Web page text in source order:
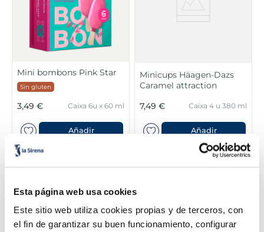
Esta página web usa cookies
Este sitio web utiliza cookies propias y de terceros, con
el fin de garantizar su buen funcionamiento, configurar
Mini bombons Pink Star
Sin gluten
3,49 € Caixa 6u x 60 ml
Añadir
Minicups Häagen-Dazs
Caramel attraction
7,49 €
Caixa 4 u 380 ml
Añadir